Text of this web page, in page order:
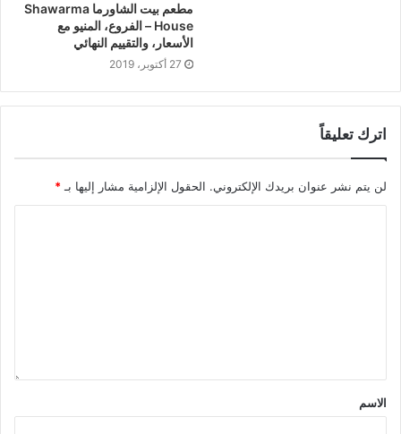
مطعم بيت الشاورما Shawarma
House – الفروع، المنيو مع
الأسعار، والتقييم النهائي
27 أكتوبر، 2019
اترك تعليقاً
لن يتم نشر عنوان بريدك الإلكتروني. الحقول الإلزامية مشار إليها بـ*
الاسم